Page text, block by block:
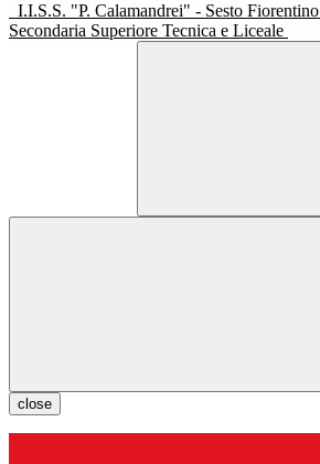
I.I.S.S. "P. Calamandrei" - Sesto Fiorentino
Secondaria Superiore Tecnica e Liceale
close